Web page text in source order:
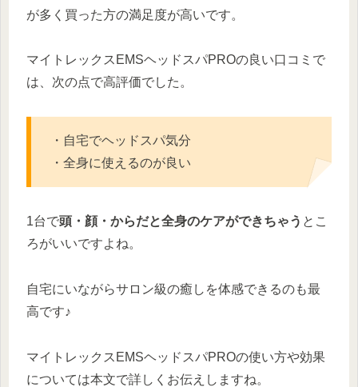
が多く買った方の満足度が高いです。
マイトレックスEMSヘッドスパPROの良い口コミで
は、次の点で高評価でした。
・自宅でヘッドスパ気分
・全身に使えるのが良い
1台で頭・顔・からだと全身のケアができちゃう とこ
ろがいいですよね。
自宅にいながらサロン級の癒しを体感できるのも最
高です♪
マイトレックスEMSヘッドスパPROの使い方や効果
については本文で詳しくお伝えしますね。